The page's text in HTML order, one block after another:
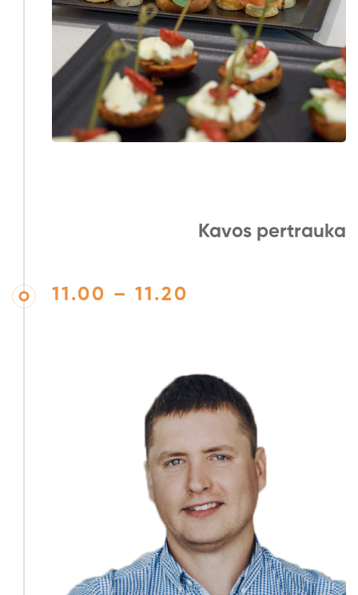
Kavos pertrauka
11.00 – 11.20